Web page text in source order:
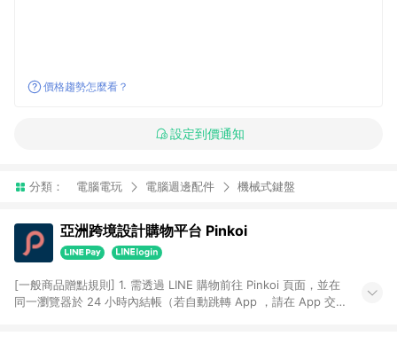
價格趨勢怎麼看？
設定到價通知
分類： 電腦電玩 電腦週邊配件 機械式鍵盤
亞洲跨境設計購物平台 Pinkoi
[一般商品贈點規則] 1. 需透過 LINE 購物前往 Pinkoi 頁面，並在
同一瀏覽器於 24 小時內結帳（若自動跳轉 App ，請在 App 交